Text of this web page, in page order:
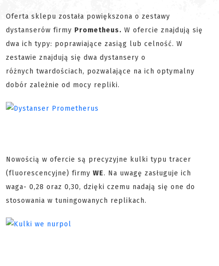
Oferta sklepu została powiększona o zestawy
dystanserów firmy Prometheus. W ofercie znajdują się
dwa ich typy: poprawiające zasiąg lub celność. W
zestawie znajdują się dwa dystansery o
różnych twardościach, pozwalające na ich optymalny
dobór zależnie od mocy repliki.
Nowością w ofercie są precyzyjne kulki typu tracer
(fluorescencyjne) firmy WE. Na uwagę zasługuje ich
waga- 0,28 oraz 0,30, dzięki czemu nadają się one do
stosowania w tuningowanych replikach.